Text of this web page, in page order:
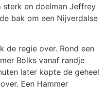
sterk en doelman Jeffrey
bak om een Nijverdalse
de regie over. Rond een
Bolks vanaf randje
later kopte de geheel
Een Hammer